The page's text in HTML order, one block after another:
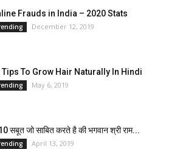
Frauds in India – 2020 Stats
December 12, 2019
Tips To Grow Hair Naturally In Hindi
May 6, 2019
सबूत जो साबित करते है की भगवान श्री राम...
April 13, 2019